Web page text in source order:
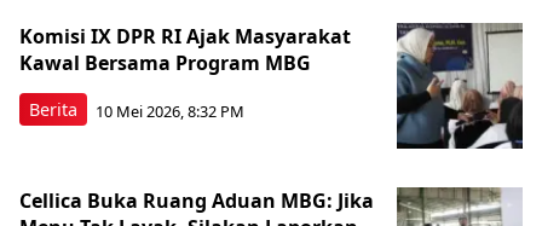
Berita
Komisi IX DPR RI Ajak Masyarakat
Kawal Bersama Program MBG
10 Mei 2026, 8:32 PM
Cellica Buka Ruang Aduan MBG: Jika